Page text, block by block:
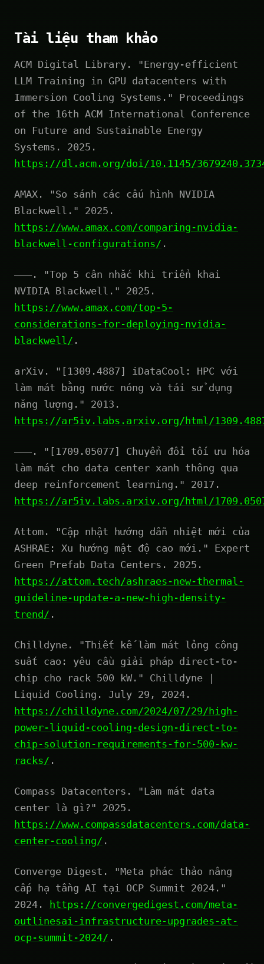
Tài liệu tham khảo
ACM Digital Library. "Energy-efficient
LLM Training in GPU datacenters with
Immersion Cooling Systems." Proceedings
of the 16th ACM International Conference
on Future and Sustainable Energy
Systems. 2025.
https://dl.acm.org/doi/10.1145/
AMAX. "So sánh các cấu hình NVIDIA
Blackwell." 2025.
https://www.amax.com/comparing-nvidia-
blackwell-configurations/ .
———. "Top 5 cân nhắc khi triển khai
NVIDIA Blackwell." 2025.
https://www.amax.com/top-5-
considerations-for-deploying-nvidia-
blackwell/ .
arXiv. "[1309.4887] iDataCool: HPC với
làm mát bằng nước nóng và tái sử dụng
năng lượng." 2013.
https://ar5iv.labs.arxiv.org/html/
———. "[1709.05077] Chuyển đổi tối ưu hóa
làm mát cho data center xanh thông qua
deep reinforcement learning." 2017.
https://ar5iv.labs.arxiv.org/html/
Attom. "Cập nhật hướng dẫn nhiệt mới của
ASHRAE: Xu hướng mật độ cao mới." Expert
Green Prefab Data Centers. 2025.
https://attom.tech/ashraes-new-thermal-
guideline-update-a-new-high-density-
trend/ .
Chilldyne. "Thiết kế làm mát lỏng công
suất cao: yêu cầu giải pháp direct-to-
chip cho rack 500 kW." Chilldyne |
Liquid Cooling. July 29, 2024.
https://chilldyne.com/2024/07/29/high-
power-liquid-cooling-design-direct-to-
chip-solution-requirements-for-500-kw-
racks/ .
Compass Datacenters. "Làm mát data
center là gì?" 2025.
https://www.compassdatacenters.com/data-
center-cooling/ .
Converge Digest. "Meta phác thảo nâng
cấp hạ tầng AI tại OCP Summit 2024."
2024. https://convergedigest.com/meta-
outlinesai-infrastructure-upgrades-at-
ocp-summit-2024/ .